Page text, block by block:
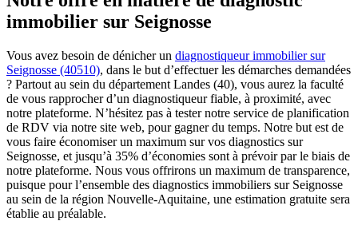
immobilier sur Seignosse
Vous avez besoin de dénicher un diagnostiqueur immobilier sur
Seignosse (40510), dans le but d’effectuer les démarches demandées
? Partout au sein du département Landes (40), vous aurez la faculté
de vous rapprocher d’un diagnostiqueur fiable, à proximité, avec
notre plateforme. N’hésitez pas à tester notre service de planification
de RDV via notre site web, pour gagner du temps. Notre but est de
vous faire économiser un maximum sur vos diagnostics sur
Seignosse, et jusqu’à 35% d’économies sont à prévoir par le biais de
notre plateforme. Nous vous offrirons un maximum de transparence,
puisque pour l’ensemble des diagnostics immobiliers sur Seignosse
au sein de la région Nouvelle-Aquitaine, une estimation gratuite sera
établie au préalable.